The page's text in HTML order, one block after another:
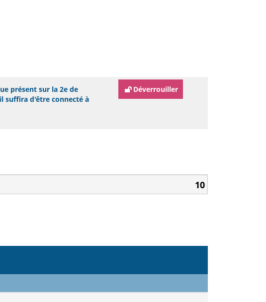
présent sur la 2e de
suffira d'être connecté à
Déverrouiller
10